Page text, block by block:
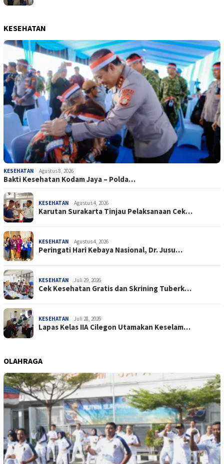
KESEHATAN
KESEHATAN Agustus 8, 2026
Bakti Kesehatan Kodam Jaya – Polda…
KESEHATAN Agustus 4, 2026
Karutan Surakarta Tinjau Pelaksanaan Cek…
KESEHATAN Agustus 4, 2026
Peringati Hari Kebaya Nasional, Dr. Jusu…
KESEHATAN Juli 29, 2026
Cek Kesehatan Gratis dan Skrining Tuberk…
KESEHATAN Juli 28, 2026
Lapas Kelas IIA Cilegon Utamakan Keselam…
OLAHRAGA